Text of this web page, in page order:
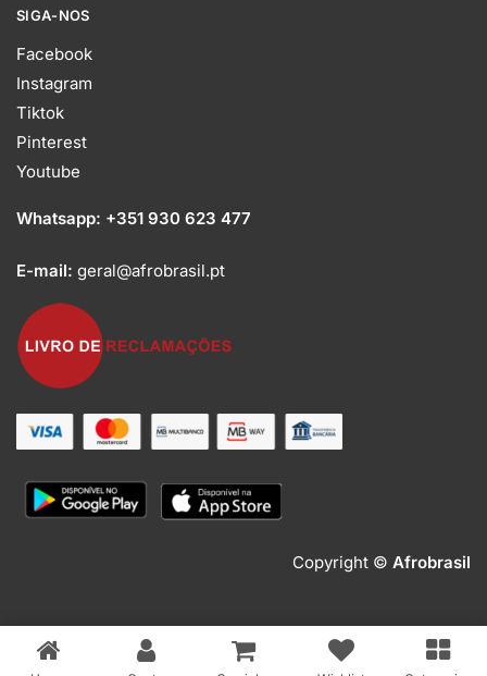
SIGA-NOS
Facebook
Instagram
Tiktok
Pinterest
Youtube
Whatsapp: +351 930 623 477
E-mail: geral@afrobrasil.pt
Copyright © Afrobrasil